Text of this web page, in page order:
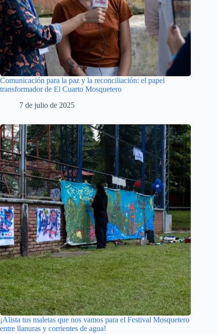
Comunicación para la paz y la reconciliación: el papel
transformador de El Cuarto Mosquetero
7 de julio de 2025
¡Alista tus maletas que nos vamos para el Festival Mosquetero
entre llanuras y corrientes de agua!